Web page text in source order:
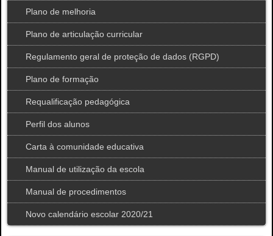
Plano de melhoria
Plano de articulação curricular
Regulamento geral de proteção de dados (RGPD)
Plano de formação
Requalificação pedagógica
Perfil dos alunos
Carta à comunidade educativa
Manual de utilização da escola
Manual de procedimentos
Novo calendário escolar 2020/21